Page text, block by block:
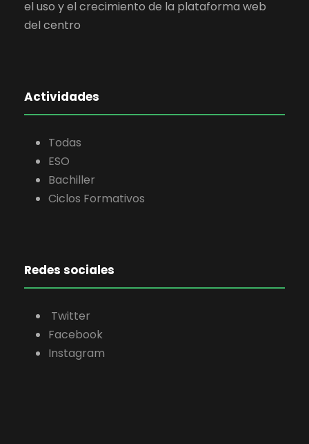
el uso y el crecimiento de la plataforma web
del centro
Actividades
Todas
ESO
Bachiller
Ciclos Formativos
Redes sociales
Twitter
Facebook
Instagram